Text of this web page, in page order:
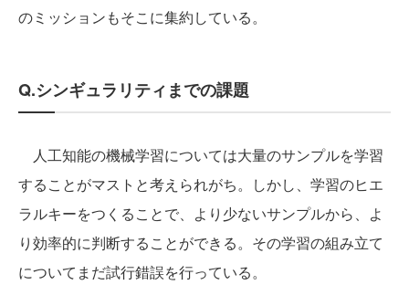
のミッションもそこに集約している。
Q.シンギュラリティまでの課題
人工知能の機械学習については大量のサンプルを学習
することがマストと考えられがち。しかし、学習のヒエ
ラルキーをつくることで、より少ないサンプルから、よ
り効率的に判断することができる。その学習の組み立て
についてまだ試行錯誤を行っている。